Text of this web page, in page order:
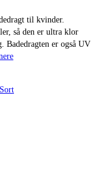
til kvinder.
så den er ultra klor
er også UV